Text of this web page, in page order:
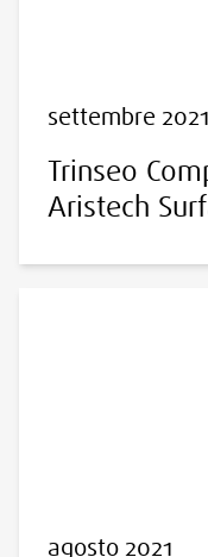
settembre 2021
Trinseo
Aristech
agosto 2021